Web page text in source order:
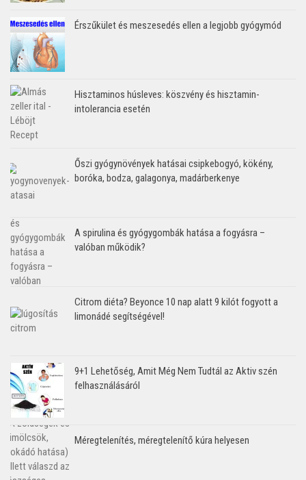
Érszűkület és meszesedés ellen a legjobb gyógymód
Hisztaminos húsleves: köszvény és hisztamin-
intolerancia esetén
Őszi gyógynövények hatásai csipkebogyó, kökény,
boróka, bodza, galagonya, madárberkenye
A spirulina és gyógygombák hatása a fogyásra –
valóban működik?
Citrom diéta? Beyonce 10 nap alatt 9 kilót fogyott a
limonádé segítségével!
9+1 Lehetőség, Amit Még Nem Tudtál az Aktiv szén
felhasználásáról
Méregtelenítés, méregtelenítő kúra helyesen